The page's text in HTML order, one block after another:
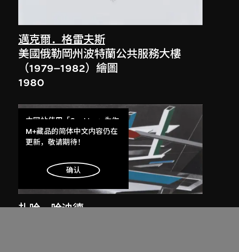
邁克爾．格雷夫斯
美國俄勒岡州波特蘭公共服務大樓
（1979–1982）繪圖
1980
扎哈．哈迪德
本网站使用「Cookies」为你
提供最好的网站体验。
了解更多
明白
M+藏品的简体中文内容仍在
更新，敬请期待！
确认